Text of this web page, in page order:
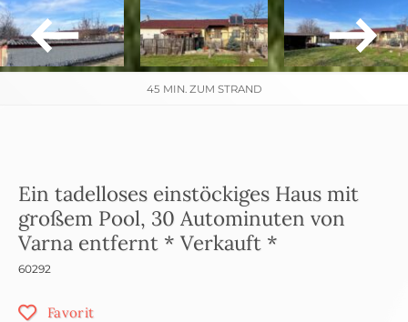
45 MIN. ZUM STRAND
Ein tadelloses einstöckiges Haus mit
großem Pool, 30 Autominuten von
Varna entfernt * Verkauft *
60292
Favorit